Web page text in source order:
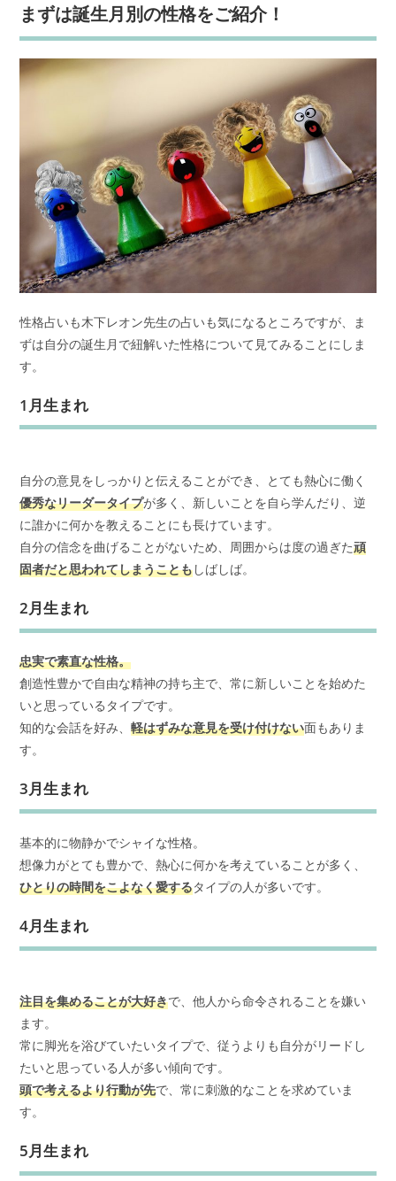
まずは誕生月別の性格をご紹介！
性格占いも木下レオン先生の占いも気になるところですが、ま
ずは自分の誕生月で紐解いた性格について見てみることにしま
す。
1月生まれ
自分の意見をしっかりと伝えることができ、とても熱心に働く
優秀なリーダータイプが多く、新しいことを自ら学んだり、逆
に誰かに何かを教えることにも長けています。
自分の信念を曲げることがないため、周囲からは度の過ぎた頑
固者だと思われてしまうこともしばしば。
2月生まれ
忠実で素直な性格。
創造性豊かで自由な精神の持ち主で、常に新しいことを始めた
いと思っているタイプです。
知的な会話を好み、軽はずみな意見を受け付けない面もありま
す。
3月生まれ
基本的に物静かでシャイな性格。
想像力がとても豊かで、熱心に何かを考えていることが多く、
ひとりの時間をこよなく愛するタイプの人が多いです。
4月生まれ
注目を集めることが大好きで、他人から命令されることを嫌い
ます。
常に脚光を浴びていたいタイプで、従うよりも自分がリードし
たいと思っている人が多い傾向です。
頭で考えるより行動が先で、常に刺激的なことを求めていま
す。
5月生まれ